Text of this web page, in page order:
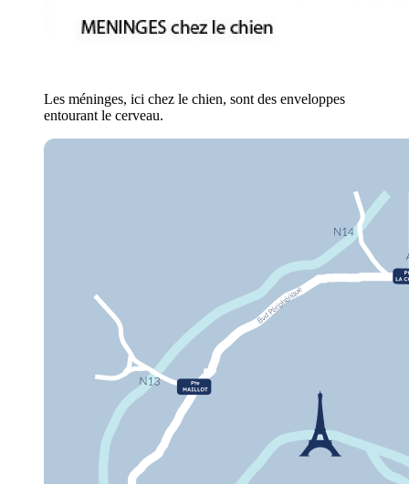
Les méninges, ici chez le chien, sont des enveloppes
entourant le cerveau.